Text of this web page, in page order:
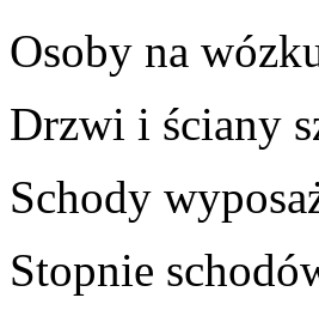
Osoby na
Drzwi i ściany
Schody
Stopnie